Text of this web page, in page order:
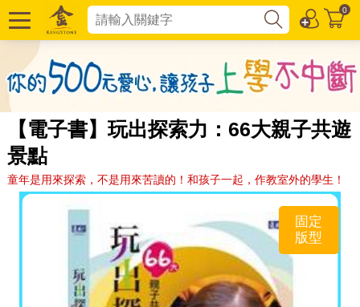
0
【電子書】玩出探索力：66大親子共遊
景點
童年是用來探索，不是用來苦讀的！和孩子一起，作教室外的學生！
固定
版型